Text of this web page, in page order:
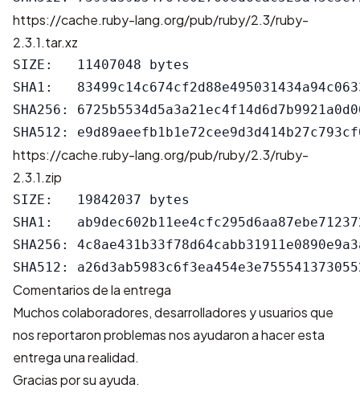
https://cache.ruby-lang.org/pub/ruby/2.3/ruby-
2.3.1.tar.xz
SIZE:   11407048 bytes
SHA1:
SHA256:
https://cache.ruby-lang.org/pub/ruby/2.3/ruby-
2.3.1.zip
SIZE:   19842037 bytes
SHA1:
SHA256:
Comentarios de la entrega
Muchos colaboradores, desarrolladores y usuarios que
nos reportaron problemas nos ayudaron a hacer esta
entrega una realidad.
Gracias por su ayuda.